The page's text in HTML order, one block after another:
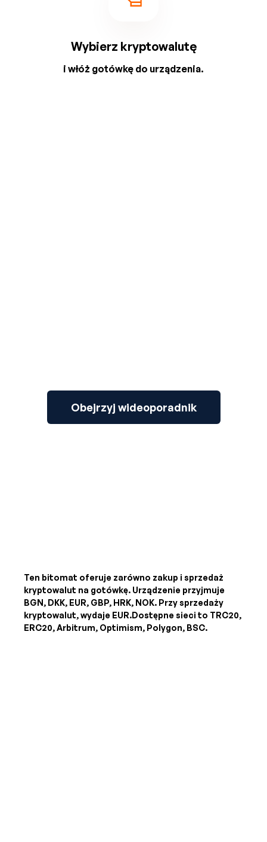
Wybierz kryptowalutę
i włóż gotówkę do urządzenia.
Obejrzyj wideoporadnik
Ten bitomat oferuje zarówno zakup i sprzedaż
kryptowalut na gotówkę. Urządzenie przyjmuje
BGN, DKK, EUR, GBP, HRK, NOK. Przy sprzedaży
kryptowalut, wydaje EUR.Dostępne sieci to TRC20,
ERC20, Arbitrum, Optimism, Polygon, BSC.